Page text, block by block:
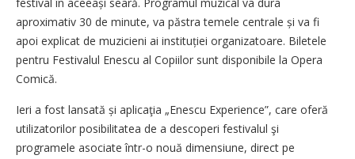
aproximativ 30 de minute, va păstra temele centrale și va fi
apoi explicat de muzicieni ai instituției organizatoare. Biletele
pentru Festivalul Enescu al Copiilor sunt disponibile la Opera
Comică.
Ieri a fost lansată și aplicaţia „Enescu Experience”, care oferă
utilizatorilor posibilitatea de a descoperi festivalul şi
programele asociate într-o nouă dimensiune, direct pe